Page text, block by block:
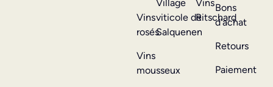
Vins
rosés
Vins
mousseux
Bons
d'achat
Retours
Paiement
Vins
Ritschard
Village
viticole de
Salquenen